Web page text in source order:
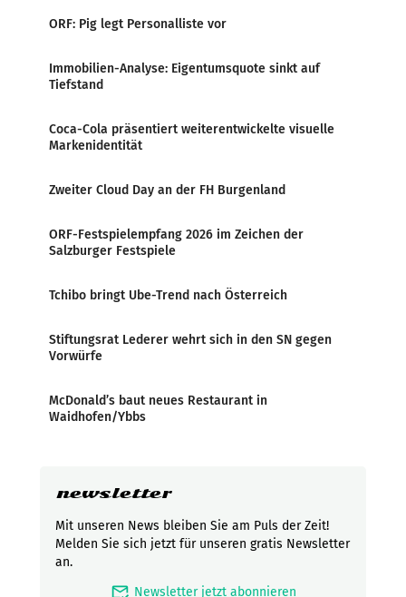
ORF: Pig legt Personalliste vor
Immobilien-Analyse: Eigentumsquote sinkt auf
Tiefstand
Coca-Cola präsentiert weiterentwickelte visuelle
Markenidentität
Zweiter Cloud Day an der FH Burgenland
ORF-Festspielempfang 2026 im Zeichen der
Salzburger Festspiele
Tchibo bringt Ube-Trend nach Österreich
Stiftungsrat Lederer wehrt sich in den SN gegen
Vorwürfe
McDonald’s baut neues Restaurant in
Waidhofen/Ybbs
newsletter
Mit unseren News bleiben Sie am Puls der Zeit!
Melden Sie sich jetzt für unseren gratis Newsletter
an.
mark_email_read Newsletter jetzt abonnieren